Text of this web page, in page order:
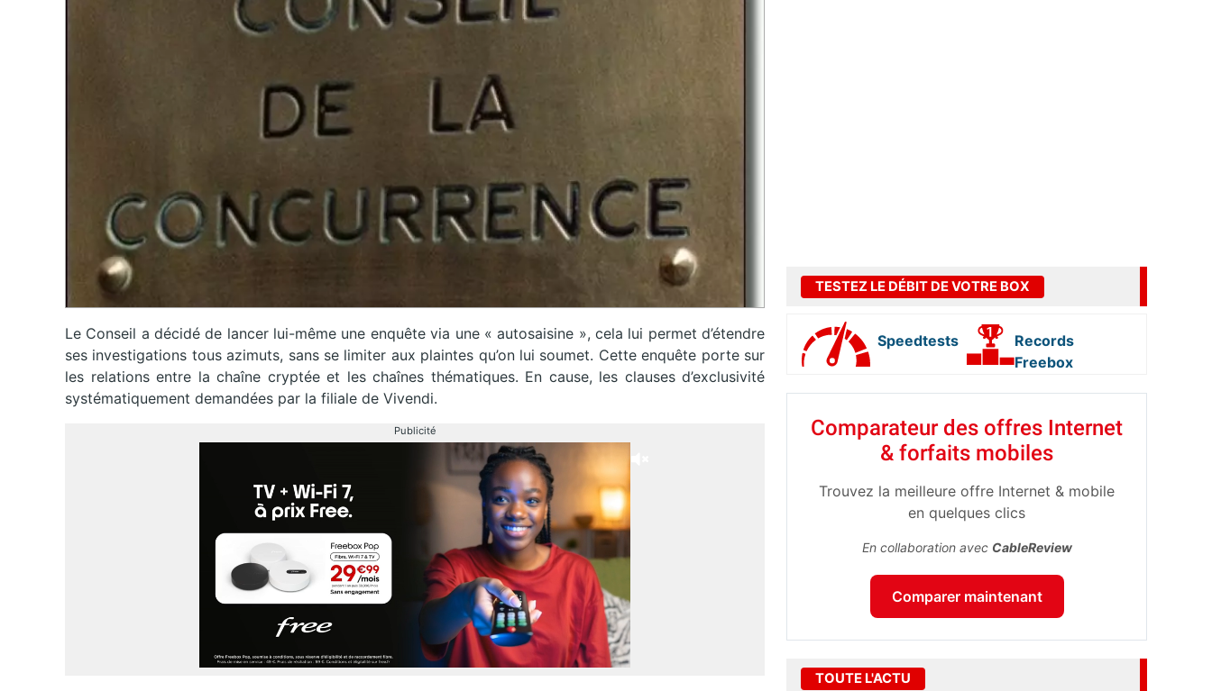
Le Conseil a décidé de lancer lui-même une enquête via une « autosaisine », cela lui permet d’étendre
ses investigations tous azimuts, sans se limiter aux plaintes qu’on lui soumet. Cette enquête porte sur
les relations entre la chaîne cryptée et les chaînes thématiques. En cause, les clauses d’exclusivité
systématiquement demandées par la filiale de Vivendi.
Publicité
TESTEZ LE DÉBIT DE VOTRE BOX
Speedtests
Records
Freebox
Comparateur des offres Internet
& forfaits mobiles
Trouvez la meilleure offre Internet & mobile
en quelques clics
En collaboration avec CableReview
Comparer maintenant
TOUTE L'ACTU